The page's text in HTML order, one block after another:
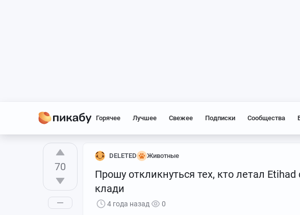
Горячее Лучшее Свежее Подписки Сообщества
70
DELETED Животные
Прошу откликнуться тех, кто летал
клади
4 года назад 0